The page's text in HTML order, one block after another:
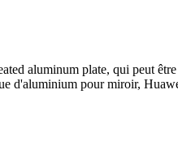
aluminum plate, qui peut
d'aluminium pour miroir,